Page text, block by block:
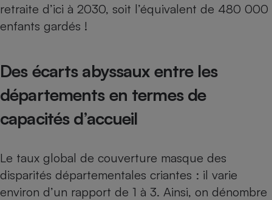
retraite d’ici à 2030, soit l’équivalent de 480 000
enfants gardés !
Des écarts abyssaux entre les
départements en termes de
capacités d’accueil
Le taux global de couverture masque des
disparités départementales criantes : il varie
environ d’un rapport de 1 à 3. Ainsi, on dénombre